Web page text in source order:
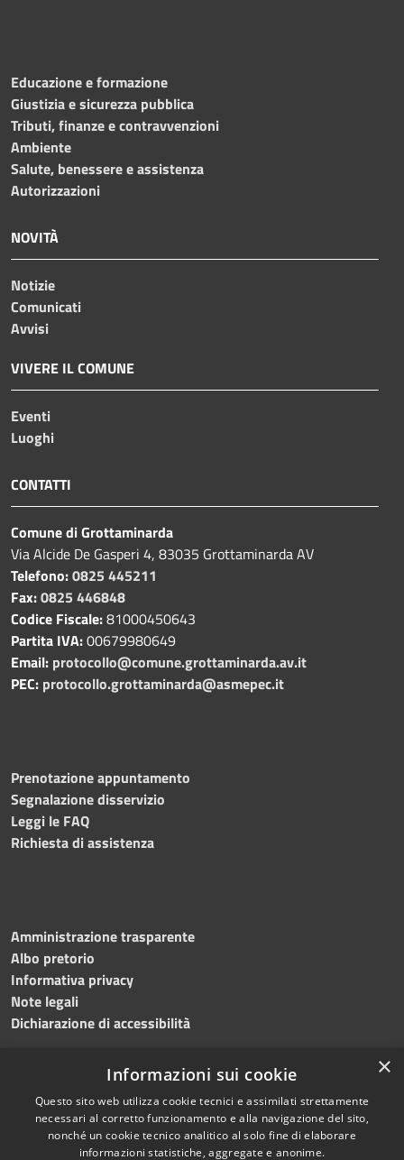
Educazione e formazione
Giustizia e sicurezza pubblica
Tributi, finanze e contravvenzioni
Ambiente
Salute, benessere e assistenza
Autorizzazioni
NOVITÀ
Notizie
Comunicati
Avvisi
VIVERE IL COMUNE
Eventi
Luoghi
CONTATTI
Comune di Grottaminarda
Via Alcide De Gasperi 4, 83035 Grottaminarda AV
Telefono:0825 445211
Fax:0825 446848
Codice Fiscale:81000450643
Partita IVA:00679980649
Email: protocollo@comune.grottaminarda.av.it
PEC: protocollo.grottaminarda@asmepec.it
Prenotazione appuntamento
Segnalazione disservizio
Leggi le FAQ
Richiesta di assistenza
Amministrazione trasparente
Albo pretorio
Informativa privacy
Note legali
Dichiarazione di accessibilità
RSS
Accessibilità
Copyright © 2024 •
Comune diGrottaminarda
• Powered byMunicipium
×
Informazioni sui cookie
Questo sito web utilizza cookie tecnici e assimilati strettamente
necessari al corretto funzionamento e alla navigazione del sito,
nonché un cookie tecnico analitico al solo fine di elaborare
informazioni statistiche, aggregate e anonime.